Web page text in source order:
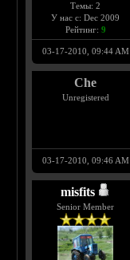
Темы: 2
У нас с: Dec 2009
Рейтинг: 9
03-17-2010, 09:44 AM
Che
Unregistered
03-17-2010, 09:46 AM
misfits
Senior Member